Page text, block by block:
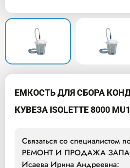
ЕМКОСТЬ ДЛЯ СБОРА
КУВЕЗА ISOLETTE 8000
Связаться со специалистом
РЕМОНТ И ПРОДАЖА
Исаева Ирина Андреевна: